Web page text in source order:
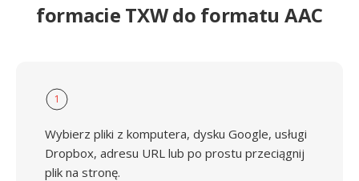
formacie TXW do formatu AAC
1
Wybierz pliki z komputera, dysku Google, usługi
Dropbox, adresu URL lub po prostu przeciągnij
plik na stronę.